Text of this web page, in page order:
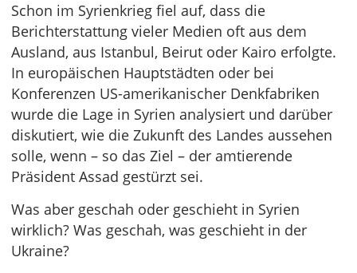
Schon im Syrienkrieg fiel auf, dass die
Berichterstattung vieler Medien oft aus dem
Ausland, aus Istanbul, Beirut oder Kairo erfolgte.
In europäischen Hauptstädten oder bei
Konferenzen US-amerikanischer Denkfabriken
wurde die Lage in Syrien analysiert und darüber
diskutiert, wie die Zukunft des Landes aussehen
solle, wenn – so das Ziel – der amtierende
Präsident Assad gestürzt sei.
Was aber geschah oder geschieht in Syrien
wirklich? Was geschah, was geschieht in der
Ukraine?